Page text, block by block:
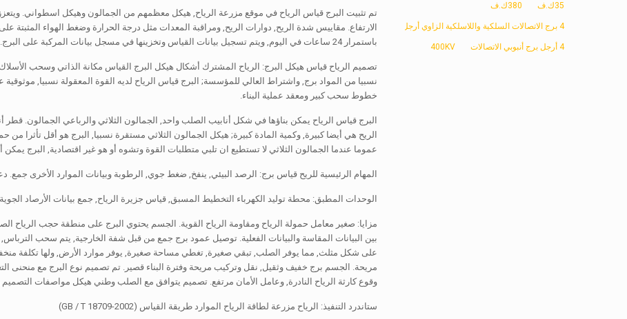
الارتفاع. مقاييس شدة الريح, دوارات الريح, ومراقبة المعدات مثل درجة الحرارة وضغط الهواء
باستمرار 24 ساعات في اليوم, ويتم تسجيل بيانات القياس وتخزينها في مسجل بيانات المركبة على البرج.
تصميم الرياح قياس هيكل البرج: الرياح المشترك أشكال هيكل البرج القياس مكانة الذاتي وسحب
نسبيا من المواد برج, واشتراط العالي للمؤسسة; البرج قياس الرياح لديه القوة المعقولة نسبيا,
خطوط سحب كبير ومعقد عملية البناء.
البرج قياس الرياح يمكن بناؤها في شكل أنابيب الصلب واحد, الجمالون الثلاثي والرباعي الجمالون. قطر
الريح هي أيضا كبيرة, وكمية المادة كبيرة; هيكل الجمالون الثلاثي مستقرة نسبيا, البرج هو أقل تأثرا
عموما عندما الجمالون الثلاثي لا تستطيع ان تلبي متطلبات القوة وتشوه أو هو غير اقتصادية, البرج
المهام الرئيسية للريح قياس برج: الرصد البيئي, ينفخ, ضغط جوي, الرطوبة وبيانات الموارد الأخرى جمع.
الوحدات المطبق: محطة توليد الكهرباء التخطيط المسبق, قياس جزيرة الرياح, جمع بيانات الأرصاد
مزايا: صغير معامل حمولة الرياح ومقاومة الرياح القوية. الجسم يحتوي البرج على منطقة حجب الرياح
بين البيانات المقاسة والبيانات الفعلية. توصيل عمود برج جمع من قبل شفة الخارجية, يتم سحب
على شكل مثلث, مما يوفر الصلب, تبقي صغيرة, تغطي مساحة صغيرة, يوفر موارد الأرض, ولها تكلفة منخفضة (فقط 1/3 أو أقل من
مريحة. الجسم برج خفيف وثقيل, نقل وتركيب مريحة وفترة البناء قصير. تم تصميم نوع البرج مع منحنى
وقوع كارثة الرياح النادرة, وعامل الأمان مرتفع. تصميم يتوافق مع الصلب وطني هيكل مواصفات
ستاندرد التنفيذ: الرياح مزرعة لطاقة الرياح الموارد طريقة القياس (GB / T 18709-2002)
35ك.ف 380ك.ف
4 برج الاتصالات السلكية واللاسلكية الزاوي أرجل
4 أرجل برج أنبوبي الاتصالات 400KV